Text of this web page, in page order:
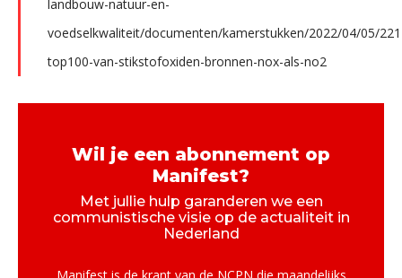
landbouw-natuur-en-
voedselkwaliteit/documenten/kamerstukken/2022/04/05/
top100-van-stikstofoxiden-bronnen-nox-als-no2
Wil je een abonnement op
Manifest?
Met jullie hulp garanderen we een
communistische visie op de actualiteit in
Nederland